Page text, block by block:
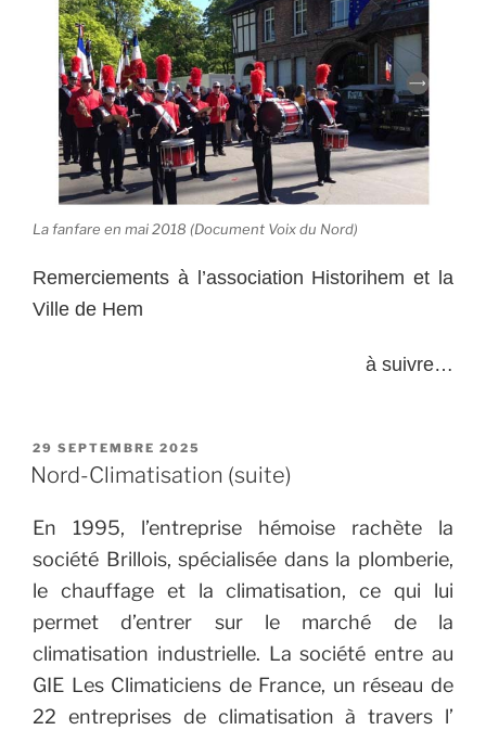
La fanfare en mai 2018 (Document Voix du Nord)
Remerciements à l’association Historihem et la
Ville de Hem
à suivre…
PUBLIÉ
LE
29 SEPTEMBRE 2025
Nord-Climatisation (suite)
En 1995, l’entreprise hémoise rachète la
société Brillois, spécialisée dans la plomberie,
le chauffage et la climatisation, ce qui lui
permet d’entrer sur le marché de la
climatisation industrielle. La société entre au
GIE Les Climaticiens de France, un réseau de
22 entreprises de climatisation à travers l’